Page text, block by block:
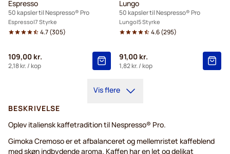
Espresso
50 kapsler til Nespresso® Pro
Espresso 7 Styrke
4.7(305)
109,00 kr.
2,18 kr./ kop
Lungo
50 kapsler til Nespresso® Pro
Lungo 5 Styrke
4.6(295)
91,00 kr.
1,82 kr./ kop
Vis flere
BESKRIVELSE
Oplev italiensk kaffetradition til Nespresso® Pro.
Gimoka Cremoso er et afbalanceret og mellemristet kaffeblend
med skøn indbydende aroma. Kaffen har en let og delikat